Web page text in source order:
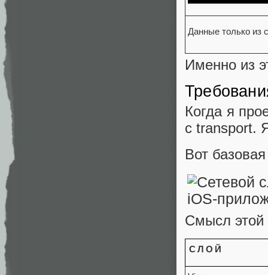
Данные только из
Именно из
Когда я
с transport.
Вот
Смысл этой
СЛОЙ